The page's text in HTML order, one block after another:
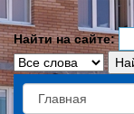
Найти на сайте: